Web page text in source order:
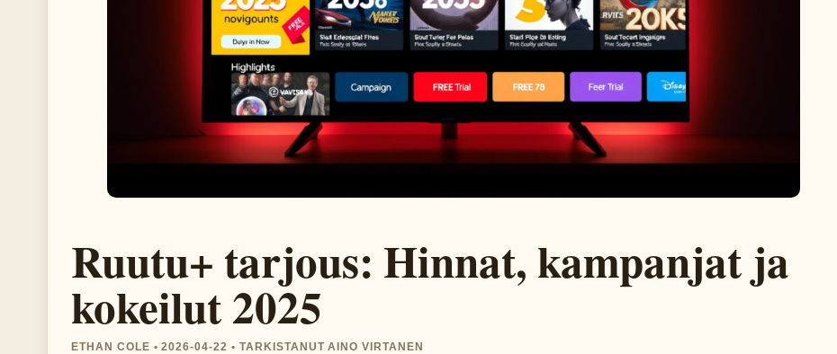
Ruutu+ tarjous: Hinnat, kampanjat ja
kokeilut 2025
ETHAN COLE • 2026-04-22 • TARKISTANUT AINO VIRTANEN